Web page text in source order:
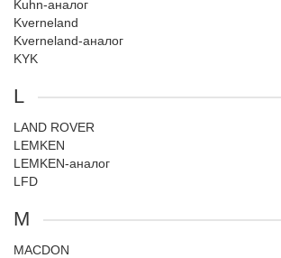
Kuhn-аналог
Kverneland
Kverneland-аналог
KYK
L
LAND ROVER
LEMKEN
LEMKEN-аналог
LFD
M
MACDON